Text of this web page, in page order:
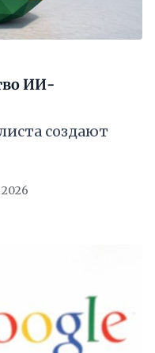
ИИ-
создают